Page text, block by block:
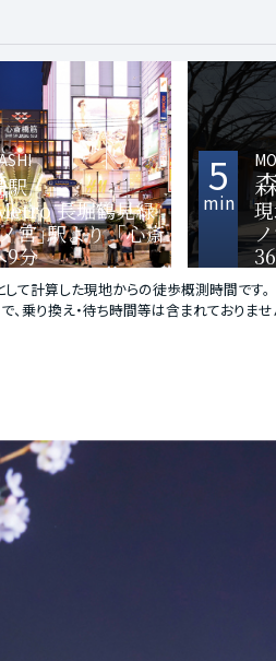
駅
長堀鶴見緑
宮｣駅より「心斎
9分
5
min
計算した現地からの徒歩概測時間です。
り換え・待ち時間等は含まれておりませ